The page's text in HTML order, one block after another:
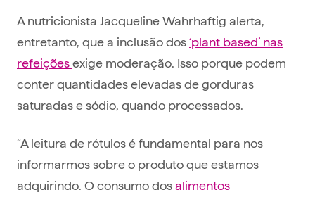
A nutricionista Jacqueline Wahrhaftig alerta,
entretanto, que a inclusão dos‘plant based’ nas
refeiçõesexige moderação. Isso porque podem
conter quantidades elevadas de gorduras
saturadas e sódio, quando processados.
“A leitura de rótulos é fundamental para nos
informarmos sobre o produto que estamos
adquirindo. O consumo dosalimentos